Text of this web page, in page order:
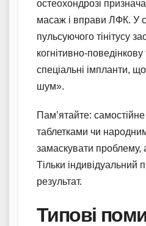
остеохондрозі
масаж і вправи ЛФК. У
пульсуючого тінітусу
когнітивно-
спеціальні імпланти,
шум».
Пам’ятайте:
таблетками чи
замаскувати проблему,
Тільки індивідуальний
результат.
Типові